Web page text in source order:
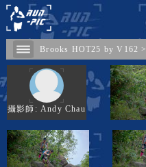
Brooks HOT25 by V162 >
攝影師: Andy Chau